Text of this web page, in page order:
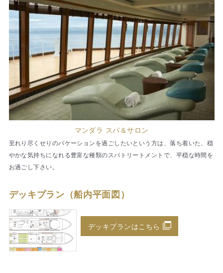
マンダラ スパ＆サロン
至れり尽くせりのバケーションを過ごしたいという方は、落ち着いた、穏
やかな気持ちになれる豊富な種類のスパトリートメントで、平穏な時間を
お過ごし下さい。
デッキプラン（船内平面図）
デッキプランはこちら